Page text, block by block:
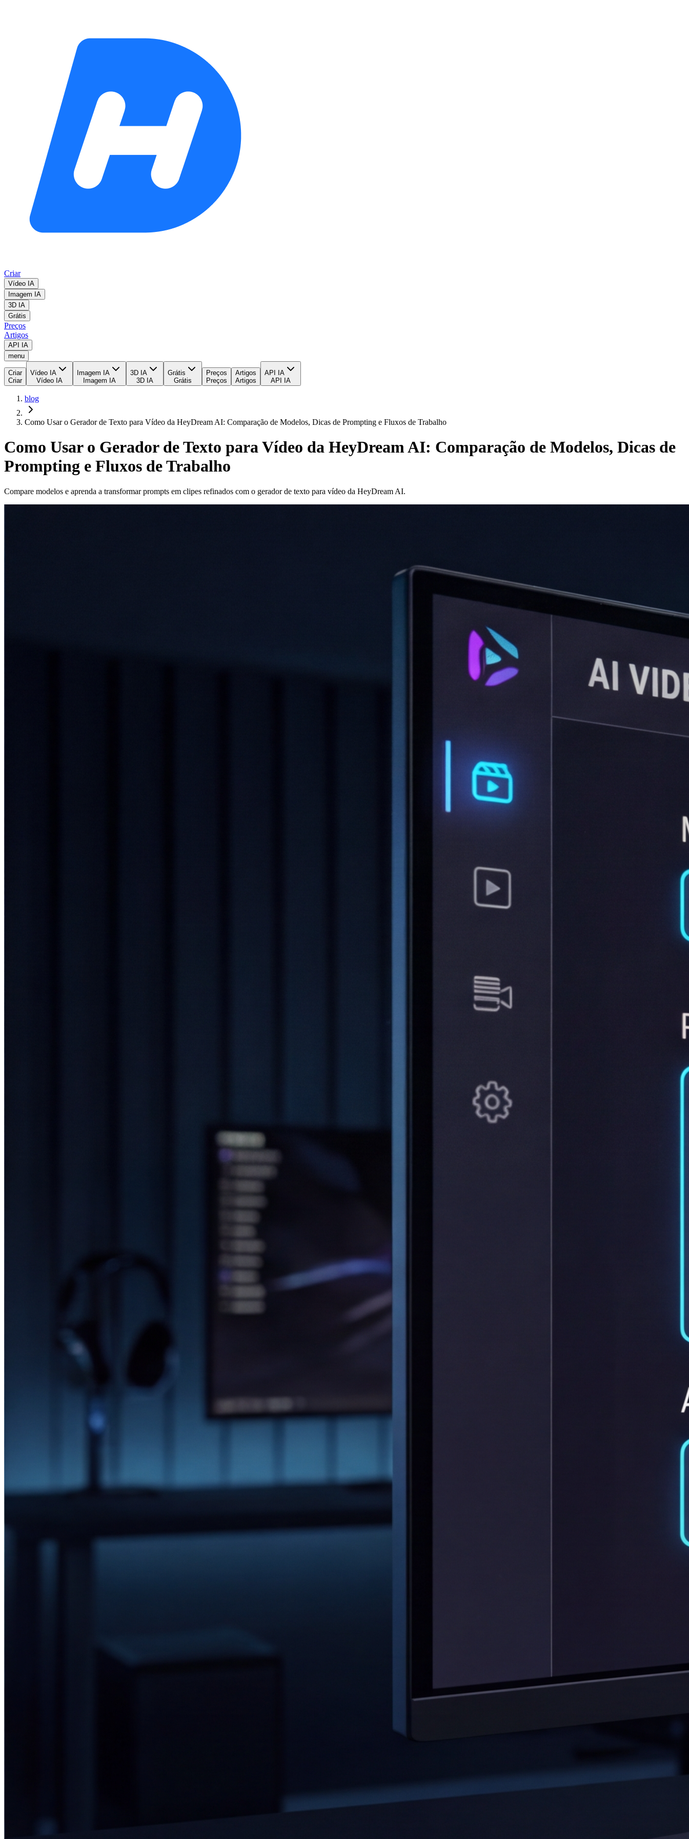
Criar
Vídeo IA
Imagem IA
3D IA
Grátis
Preços
Artigos
API IA
menu
Criar
Criar
Vídeo IA
Vídeo IA
Imagem IA
Imagem IA
3D IA
3D IA
Grátis
Grátis
Preços
Preços
Artigos
Artigos
API IA
API IA
blog
Como Usar o Gerador de Texto para Vídeo da HeyDream AI: Comparação de Modelos, Dicas de Prompting e Fluxos de Trabalho
Como Usar o Gerador de Texto para Vídeo da HeyDream AI: Comparação de Modelos, Dicas de
Prompting e Fluxos de Trabalho
Compare modelos e aprenda a transformar prompts em clipes refinados com o gerador de texto para vídeo da HeyDream AI.